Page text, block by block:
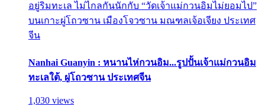
อยู่ริมทะเล ไม่ไกลกันนักกับ “วัดเจ้าแม่กวนอิมไม่ยอมไป”
บนเกาะผู่โถวซาน เมืองโจวซาน มณฑลเจ้อเจียง ประเทศ
จีน
Nanhai Guanyin : หนานไห่กวนอิม...รูปปั้นเจ้าแม่กวนอิม
ทะเลใต้, ผู่โถวซาน ประเทศจีน
1,030 views